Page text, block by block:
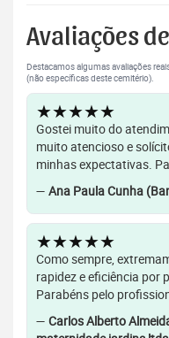
Avaliações
Destacamos algumas avaliações
(não específicas deste cemitério).
★★★★★
Gostei muito do
muito atencioso e
minhas expectativas.
— Ana Paula Cunha
★★★★★
Como sempre,
rapidez e eficiência por
Parabéns pelo
— Carlos Alberto